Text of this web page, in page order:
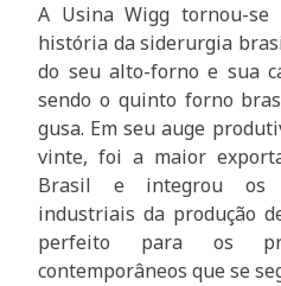
A Usina Wigg tornou-se
história da siderurgia
do seu alto-forno e sua
sendo o quinto forno
gusa. Em seu auge
vinte, foi a maior
Brasil e integrou os
industriais da produção
perfeito para os
contemporâneos que se